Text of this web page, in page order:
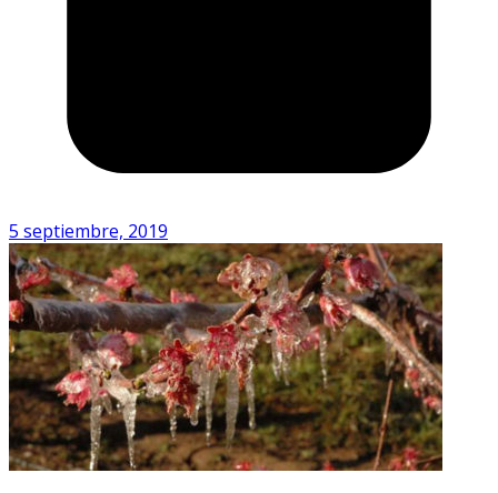
5 septiembre, 2019